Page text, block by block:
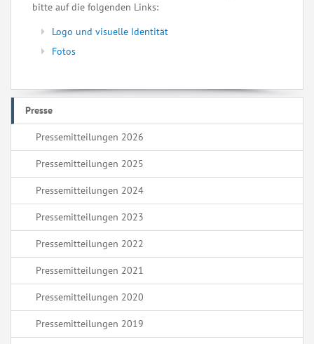
bitte auf die folgenden Links:
Logo und visuelle Identität
Fotos
Presse
Pressemitteilungen 2026
Pressemitteilungen 2025
Pressemitteilungen 2024
Pressemitteilungen 2023
Pressemitteilungen 2022
Pressemitteilungen 2021
Pressemitteilungen 2020
Pressemitteilungen 2019